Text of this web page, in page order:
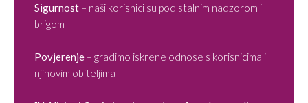
Sigurnost – naši korisnici su pod stalnim nadzorom i
brigom
Povjerenje – gradimo iskrene odnose s korisnicima i
njihovim obiteljima